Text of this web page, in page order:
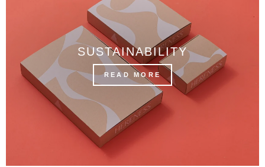
SUSTAINABILITY
READ MORE